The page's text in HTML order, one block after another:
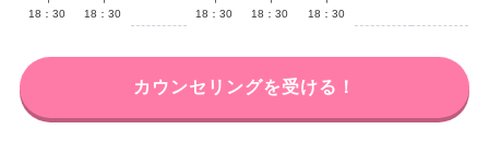
18：30
18：30
18：30
18：30
18：30
カウンセリングを受ける！